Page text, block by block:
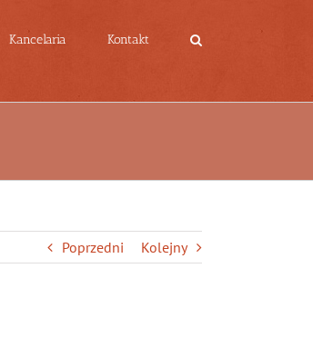
Kancelaria Kontakt
Poprzedni Kolejny